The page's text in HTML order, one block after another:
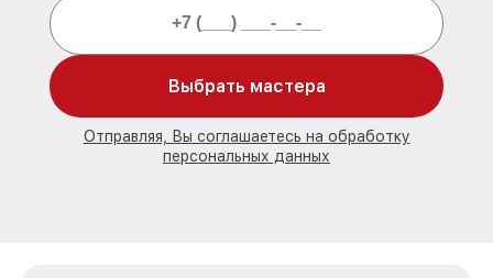
Выбрать мастера
Отправляя, Вы соглашаетесь на обработку
персональных данных